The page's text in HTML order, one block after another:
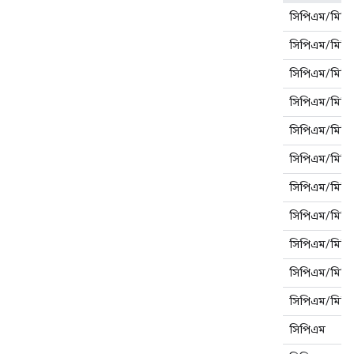
সিপিএম/
সিপিএম/
সিপিএম/
সিপিএম/
সিপিএম/
সিপিএম/
সিপিএম/
সিপিএম/
সিপিএম/
সিপিএম/
সিপিএম/
সিপিএম